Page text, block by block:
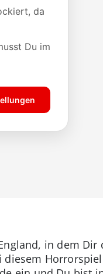
in dem Dir
diesem